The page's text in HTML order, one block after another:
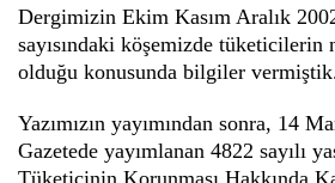
Dergimizin Ekim Kasım Aralık
sayısındaki köşemizde tüketicilerin
olduğu konusunda bilgiler
Yazımızın yayımından sonra, 14
Gazetede yayımlanan 4822 sayılı
Tüketicinin Korunması Hakkında